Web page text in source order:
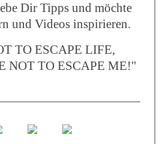
Dir Tipps und möchte
und Videos inspirieren.
TO ESCAPE LIFE,
NOT TO ESCAPE ME!"